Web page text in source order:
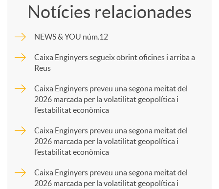
m
p
a
Notícies relacionades
NEWS & YOU núm.12
Caixa Enginyers segueix obrint oficines i arriba a
Reus
Caixa Enginyers preveu una segona meitat del
2026 marcada per la volatilitat geopolítica i
l’estabilitat econòmica
Caixa Enginyers preveu una segona meitat del
2026 marcada per la volatilitat geopolítica i
l’estabilitat econòmica
Caixa Enginyers preveu una segona meitat del
2026 marcada per la volatilitat geopolítica i